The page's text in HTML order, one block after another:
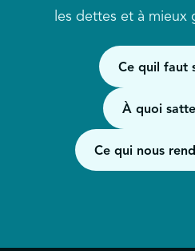
Vous comptez souvent
les découverts de votre
Vous vous sentez
vos dettes
Vous cachez vos dettes
les dettes et à mieux
Ce quil faut
À quoi
Ce qui nous